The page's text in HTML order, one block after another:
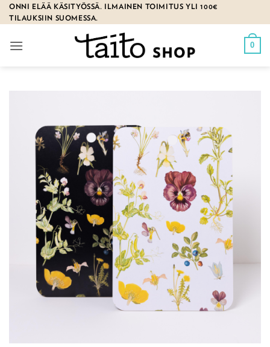
Skip
to
ONNI ELÄÄ KÄSITYÖSSÄ. ILMAINEN TOIMITUS YLI 100€
TILAUKSIIN SUOMESSA.
0